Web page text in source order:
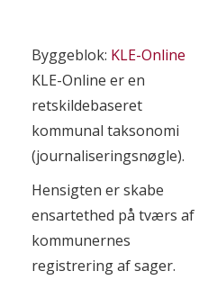
Byggeblok: KLE-Online
KLE-Online er en
retskildebaseret
kommunal taksonomi
(journaliseringsnøgle).
Hensigten er skabe
ensartethed på tværs af
kommunernes
registrering af sager.